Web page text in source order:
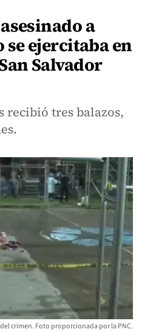
a
se ejercitaba en
Salvador
recibió tres balazos,
del crimen. Foto proporcionada por la PNC.